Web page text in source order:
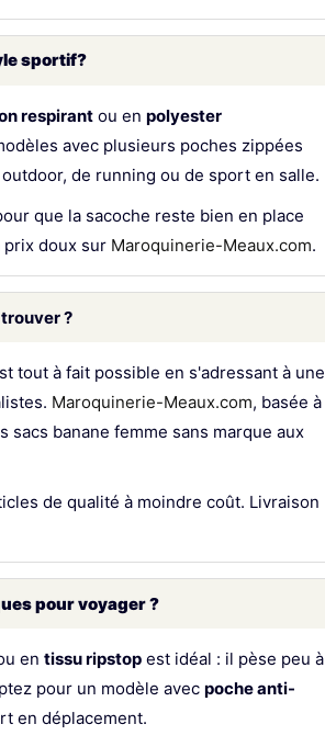
sportif?
respirant ou en polyester
avec plusieurs poches zippées
de running ou de sport en salle.
que la sacoche reste bien en place
doux sur Maroquinerie-Meaux.com.
?
tout à fait possible en s'adressant à une
Maroquinerie-Meaux.com, basée à
sacs banane femme sans marque aux
de qualité à moindre coût. Livraison
pour voyager ?
en tissu ripstop est idéal : il pèse peu à
pour un modèle avec poche anti-
en déplacement.